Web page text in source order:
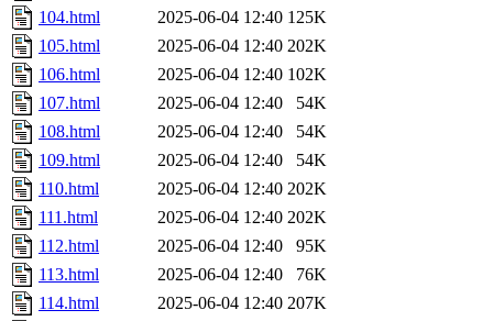
104.html
2025-06-04 12:40 125K
105.html
2025-06-04 12:40 202K
106.html
2025-06-04 12:40 102K
107.html
2025-06-04 12:40
54K
108.html
2025-06-04 12:40
54K
109.html
2025-06-04 12:40
54K
110.html
2025-06-04 12:40 202K
111.html
2025-06-04 12:40 202K
112.html
2025-06-04 12:40
95K
113.html
2025-06-04 12:40
76K
114.html
2025-06-04 12:40 207K